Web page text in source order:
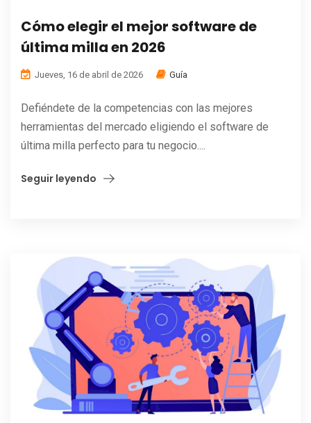
Cómo elegir el mejor software de
última milla en 2026
Jueves, 16 de abril de 2026 Guía
Defiéndete de la competencias con las mejores
herramientas del mercado eligiendo el software de
última milla perfecto para tu negocio....
Seguir leyendo